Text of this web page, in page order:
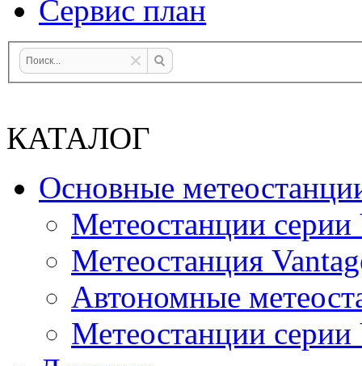
Сервис план
КАТАЛОГ
Основные
Метеостанции
Метеостанция
Автономные
Метеостанции серии